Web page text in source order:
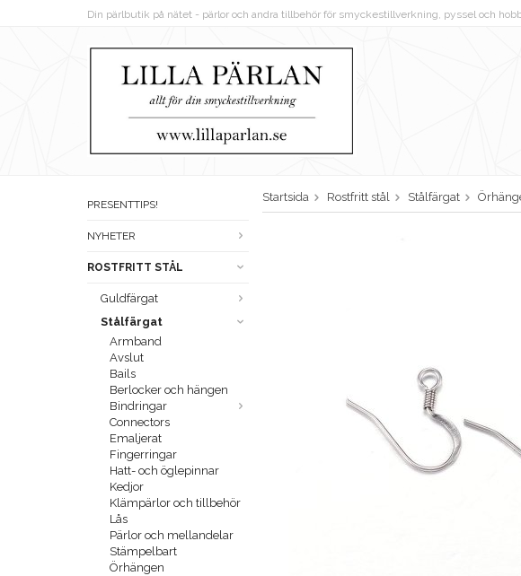
Din pärlbutik på nätet - pärlor och andra tillbehör för smyckestillverkning, pyssel och
PRESENTTIPS!
NYHETER
ROSTFRITT STÅL
Guldfärgat
Stålfärgat
Armband
Avslut
Bails
Berlocker och hängen
Bindringar
Connectors
Emaljerat
Fingerringar
Hatt- och öglepinnar
Kedjor
Klämpärlor och tillbehör
Lås
Pärlor och mellandelar
Stämpelbart
Örhängen
Startsida Rostfritt stål Stålfärgat